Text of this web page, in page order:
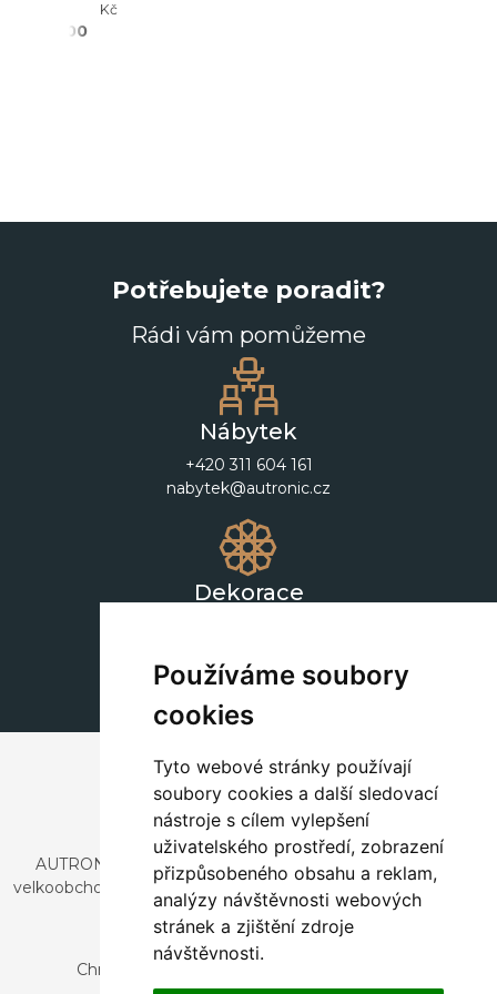
Používáme soubory
cookies
Tyto webové stránky používají
soubory cookies a další sledovací
nástroje s cílem vylepšení
uživatelského prostředí, zobrazení
přizpůsobeného obsahu a reklam,
analýzy návštěvnosti webových
stránek a zjištění zdroje
návštěvnosti.
Kč
2 690,00
Potřebujete poradit?
Rádi vám pomůžeme
Nábytek
+420 311 604 161
nabytek@autronic.cz
Dekorace
AUTRONIC, s.r.o. je společnost zabývající se dovozem a
velkoobchodním prodejem designového i stylového nábytku
a dekorací.
Česká republika
Chrustenice 270, 267 12 Loděnice u Berouna